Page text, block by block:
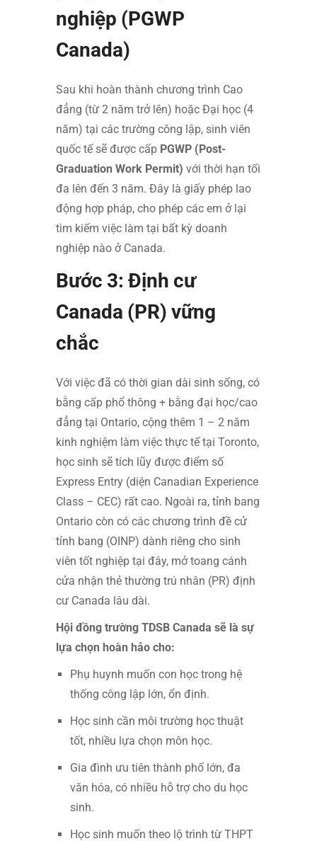
nghiệp (PGWP
Canada)
Sau khi hoàn thành chương trình Cao
đẳng (từ 2 năm trở lên) hoặc Đại học (4
năm) tại các trường công lập, sinh viên
quốc tế sẽ được cấp PGWP (Post-
Graduation Work Permit) với thời hạn tối
đa lên đến 3 năm. Đây là giấy phép lao
động hợp pháp, cho phép các em ở lại
tìm kiếm việc làm tại bất kỳ doanh
nghiệp nào ở Canada.
Bước 3: Định cư
Canada (PR) vững
chắc
Với việc đã có thời gian dài sinh sống, có
bằng cấp phổ thông + bằng đại học/cao
đẳng tại Ontario, cộng thêm 1 – 2 năm
kinh nghiệm làm việc thực tế tại Toronto,
học sinh sẽ tích lũy được điểm số
Express Entry (diện Canadian Experience
Class – CEC) rất cao. Ngoài ra, tỉnh bang
Ontario còn có các chương trình đề cử
tỉnh bang (OINP) dành riêng cho sinh
viên tốt nghiệp tại đây, mở toang cánh
cửa nhận thẻ thường trú nhân (PR) định
cư Canada lâu dài.
Hội đồng trường TDSB Canada sẽ là sự
lựa chọn hoàn hảo cho:
Phụ huynh muốn con học trong hệ
thống công lập lớn, ổn định.
Học sinh cần môi trường học thuật
tốt, nhiều lựa chọn môn học.
Gia đình ưu tiên thành phố lớn, đa
văn hóa, có nhiều hỗ trợ cho du học
sinh.
Học sinh muốn theo lộ trình từ THPT